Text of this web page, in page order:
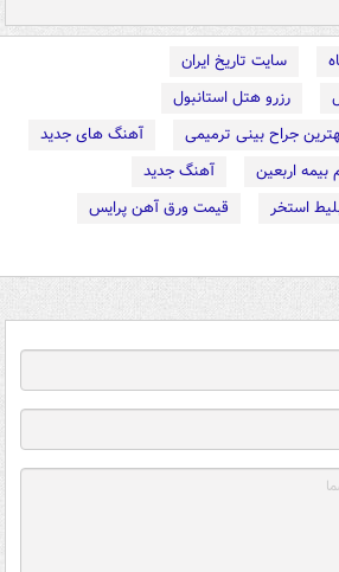
سایت تاریخ ایران
رزرو هتل استانبول
جراح بینی ترمیمی
آهنگ های جدید
بیمه اربعین
آهنگ جدید
استخر
قیمت ورق آهن پرایس